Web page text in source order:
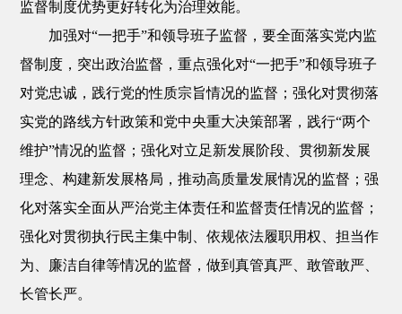
监督制度优势更好转化为治理效能。
加强对“一把手”和领导班子监督，要全面落实党内监
督制度，突出政治监督，重点强化对“一把手”和领导班子
对党忠诚，践行党的性质宗旨情况的监督；强化对贯彻落
实党的路线方针政策和党中央重大决策部署，践行“两个
维护”情况的监督；强化对立足新发展阶段、贯彻新发展
理念、构建新发展格局，推动高质量发展情况的监督；强
化对落实全面从严治党主体责任和监督责任情况的监督；
强化对贯彻执行民主集中制、依规依法履职用权、担当作
为、廉洁自律等情况的监督，做到真管真严、敢管敢严、
长管长严。